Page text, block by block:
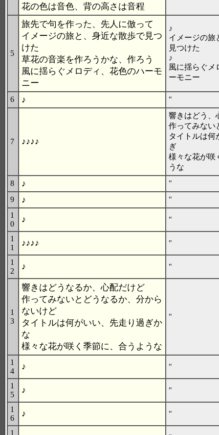
花の色は音色、背の高さは音程
5
旅先で句を作った、先人に倣って
イメージの旅と、身近な散歩で見つ
けた
草花の音楽を作ろうかな、作ろう
風に揺らぐメロディ、花色のハーモ
ニー
♪
イメージの旅
見つけた
♪
風に揺らぐメ
ーモニー
6 ♪ "
7 ♪♪♪♪
響きはどう、
作ってみない
タイトルは何
ぎ
様々な花が咲
うな
8
♪
"
9
♪
"
1
0
♪ "
1
1
♪♪♪♪ "
1
2
♪ "
1
3
響きはどうなるか、心配だけど
作ってみないとどうなるか、分から
ないけど
タイトルは何がいい、先走り過ぎか
な
様々な花が咲く季節に、合うような
"
1
4
♪ "
1
5
♪ "
1
6
♪ "
1